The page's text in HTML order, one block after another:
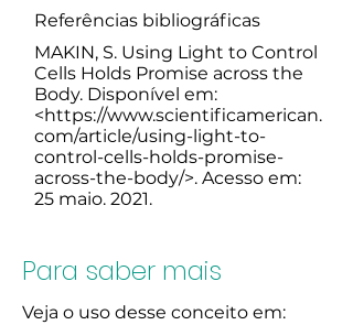
Referências bibliográficas
MAKIN, S. Using Light to Control
Cells Holds Promise across the
Body. Disponível em:
<https://www.scientificamerican.
com/article/using-light-to-
control-cells-holds-promise-
across-the-body/>. Acesso em:
25 maio. 2021.
Para saber mais
Veja o uso desse conceito em: